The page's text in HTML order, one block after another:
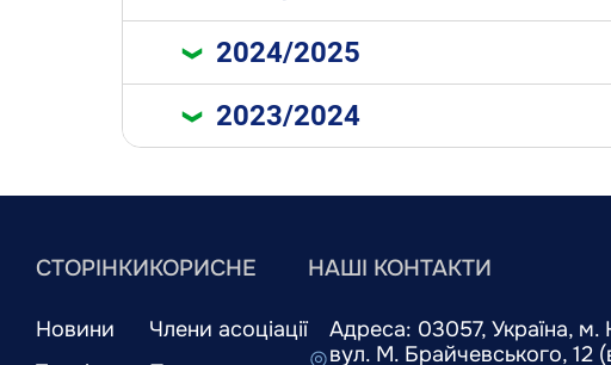
2024/2025
2023/2024
СТОРІНКИ
Новини
КОРИСНЕ
Члени асоціації
НАШІ КОНТАКТИ
Адреса: 03057, Україна, м.
вул. М. Брайчевського, 12